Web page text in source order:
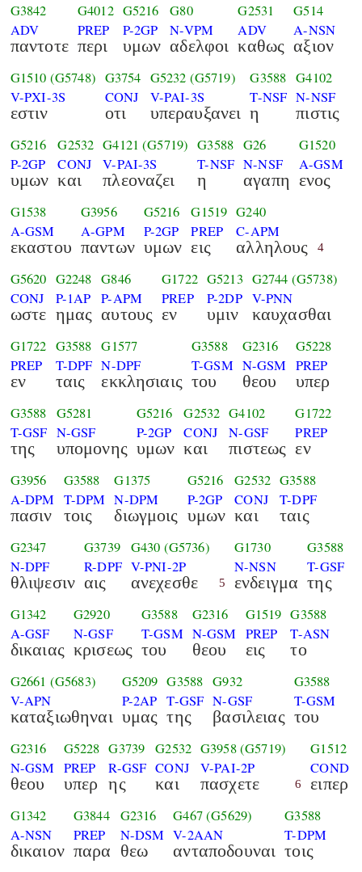
G3842
ADV
παντοτε
G4012
PREP
περι
G5216
P-2GP
υμων
G80
N-VPM
αδελφοι
G2531
ADV
καθως
G514
A-NSN
αξιον
G1510 (G5748)
V-PXI-3S
εστιν
G3754
CONJ
οτι
G5232 (G5719)
V-PAI-3S
υπεραυξανει
G3588
T-NSF
η
G4102
N-NSF
πιστις
G5216
P-2GP
υμων
G2532
CONJ
και
G4121 (G5719)
V-PAI-3S
πλεοναζει
G3588
T-NSF
η
G26
N-NSF
αγαπη
G1520
A-GSM
ενος
G1538
A-GSM
εκαστου
G3956
A-GPM
παντων
G5216
P-2GP
υμων
G1519
PREP
εις
G240
C-APM
αλληλους 4
G5620
CONJ
ωστε
G2248
P-1AP
ημας
G846
P-APM
αυτους
G1722
PREP
εν
G5213
P-2DP
υμιν
G2744 (G5738)
V-PNN
καυχασθαι
G1722
PREP
εν
G3588
T-DPF
ταις
G1577
N-DPF
εκκλησιαις
G3588
T-GSM
του
G2316
N-GSM
θεου
G5228
PREP
υπερ
G3588
T-GSF
της
G5281
N-GSF
υπομονης
G5216
P-2GP
υμων
G2532
CONJ
και
G4102
N-GSF
πιστεως
G1722
PREP
εν
G3956
A-DPM
πασιν
G3588
T-DPM
τοις
G1375
N-DPM
διωγμοις
G5216
P-2GP
υμων
G2532
CONJ
και
G3588
T-DPF
ταις
G2347
N-DPF
θλιψεσιν
G3739
R-DPF
αις
G430 (G5736)
V-PNI-2P
ανεχεσθε 5
G1730
N-NSN
ενδειγμα
G3588
T-GSF
της
G1342
A-GSF
δικαιας
G2920
N-GSF
κρισεως
G3588
T-GSM
του
G2316
N-GSM
θεου
G1519
PREP
εις
G3588
T-ASN
το
G2661 (G5683)
V-APN
καταξιωθηναι
G5209
P-2AP
υμας
G3588
T-GSF
της
G932
N-GSF
βασιλειας
G3588
T-GSM
του
G2316
N-GSM
θεου
G5228
PREP
υπερ
G3739
R-GSF
ης
G2532
CONJ
και
G3958(G5719)
V-PAI-2P
πασχετε 6
G1512
COND
ειπερ
G1342
A-NSN
δικαιον
G3844
PREP
παρα
G2316
N-DSM
θεω
G467(G5629)
V-2AAN
ανταποδουναι
G3588
T-DPM
τοις